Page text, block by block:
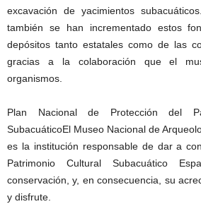
excavación de yacimientos
también se han incrementado estos
depósitos tanto estatales como de las
gracias a la colaboración que el
organismos.
Plan Nacional de Protección del
SubacuáticoEl Museo Nacional de
es la institución responsable de dar a
Patrimonio Cultural Subacuático
conservación, y, en consecuencia, su
y disfrute.